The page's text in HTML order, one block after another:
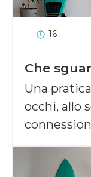
16
Che
Una
occhi, allo